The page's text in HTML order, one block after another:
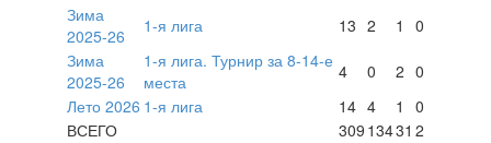
Зима
2025-26
1-я лига 13 2 1
0
Зима
2025-26
1-я лига. Турнир за 8-14-е
места
4 0 2 0
Лето 2026 1-я лига 14 4 1
0
ВСЕГО
309 13431 2